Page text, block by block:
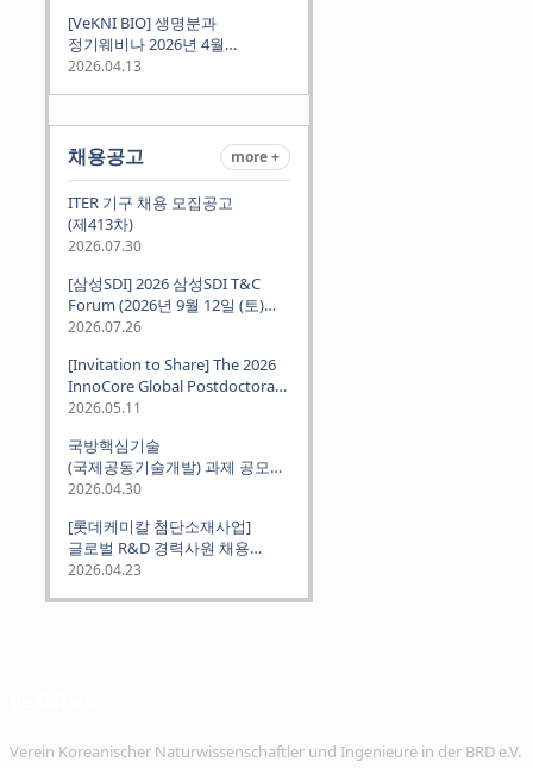
[VeKNI BIO] 생명분과
정기웨비나 2026년 4월
(2026.04.16 Thu 9:00PM)
2026.04.13
채용공고 more +
ITER 기구 채용 모집공고
(제413차)
2026.07.30
[삼성SDI] 2026 삼성SDI T&C
Forum (2026년 9월 12일 (토)
뮌헨 개최)
2026.07.26
[Invitation to Share] The 2026
InnoCore Global Postdoctoral
Job Fair: Meet Korea's 4 Major
Institutes
2026.05.11
국방핵심기술
(국제공동기술개발) 과제 공모
안내 (~2026.06.26)
2026.04.30
[롯데케미칼 첨단소재사업]
글로벌 R&D 경력사원 채용
(~2026. 5.5)
2026.04.23
Verein Koreanischer Naturwissenschaftler und Ingenieure in der BRD e.V.